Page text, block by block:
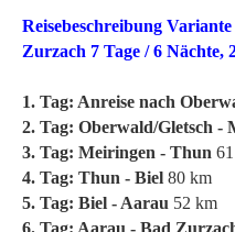
Reisebeschreibung
Zurzach 7 Tage / 6 Nächte,
1. Tag: Anreise nach
2. Tag: Oberwald/Gletsch -
3. Tag: Meiringen - Thun
4. Tag: Thun - Biel 80 km
5. Tag: Biel - Aarau 52 km